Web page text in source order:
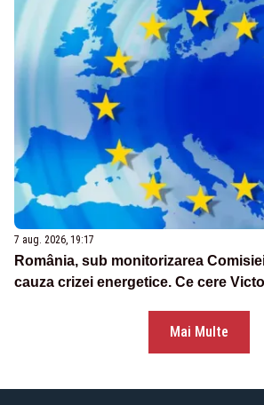
7 aug. 2026, 19:17
România, sub monitorizarea
cauza crizei energetice. Ce cere
Mai Multe